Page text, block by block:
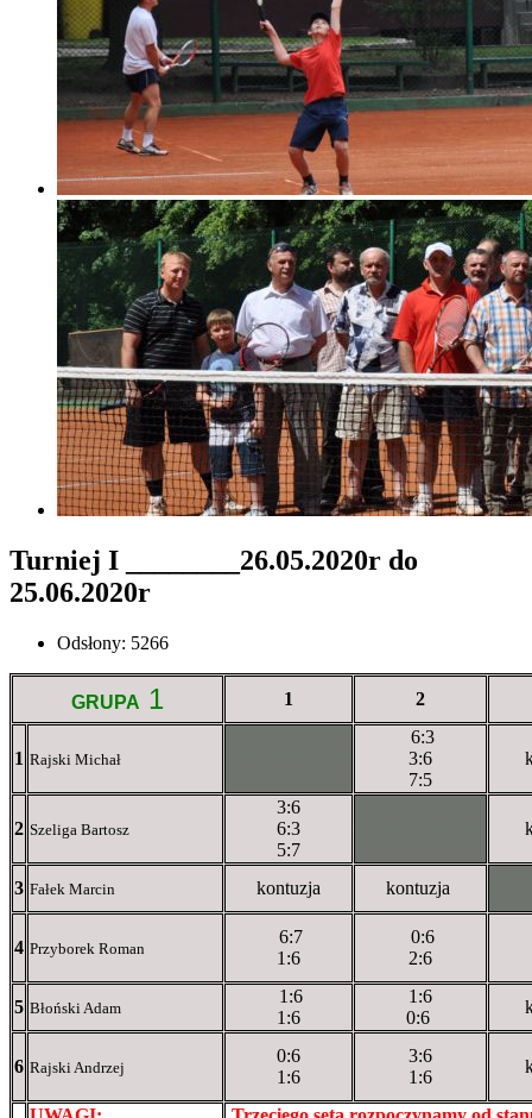
Turniej I ________26.05.2020r do
25.06.2020r
Odsłony: 5266
GRUPA 1 1 2
1 Rajski Michał
6:3
3:6
7:5
2 Szeliga Bartosz
3:6
6:3
5:7
3 Fałek Marcin kontuzja kontuzja
4 Przyborek Roman
6:7
1:6
0:6
2:6
5 Błoński Adam
1:6
1:6
1:6
0:6
6 Rajski Andrzej
0:6
1:6
3:6
1:6